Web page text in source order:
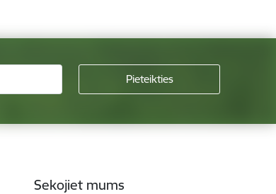
Sekojiet mums